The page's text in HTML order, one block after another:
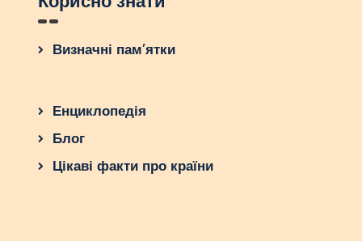
Визначні пам’ятки
Енциклопедія
Блог
Цікаві факти про країни